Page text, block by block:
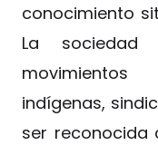
conocimiento
La sociedad
movimientos
indígenas,
ser reconocida